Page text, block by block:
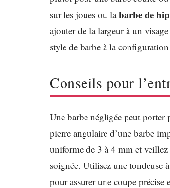
sur les joues ou labarbe de
ajouter de la largeur à un
style de barbe à la
Conseils pour
Une barbe négligée peut porter
pierre angulaire d’une barbe
uniforme de 3 à 4 mm et veillez
soignée. Utilisez une tondeuse
pour assurer une coupe précise